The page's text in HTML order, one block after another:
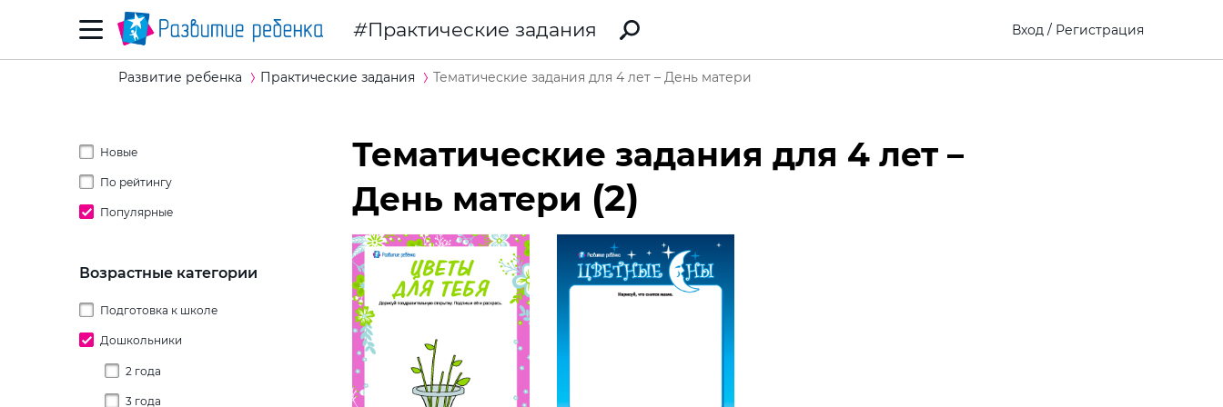
Практические задания Вход / Регистрация
Развитие ребенка Практические задания Тематические задания для 4 лет – День матери
Новые
По рейтингу
Популярные
Возрастные категории
Подготовка к школе
Дошкольники
2 года
3 года
Тематические задания для 4 лет –
День матери (2)